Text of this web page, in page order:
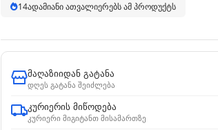
13ადამიანი ათვალიერებს ამ პროდუქტს
მაღაზიიდან გატანა
დღეს გატანა შეიძლება
კურიერის მიწოდება
კურიერი მიგიტანთ მისამართზე